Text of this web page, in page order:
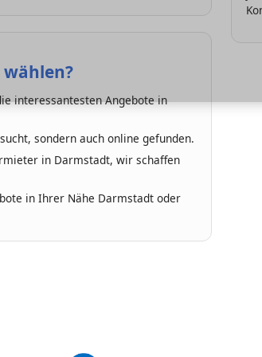
interessantesten Angebote in
sondern auch online gefunden.
in Darmstadt, wir schaffen
in Ihrer Nähe Darmstadt oder